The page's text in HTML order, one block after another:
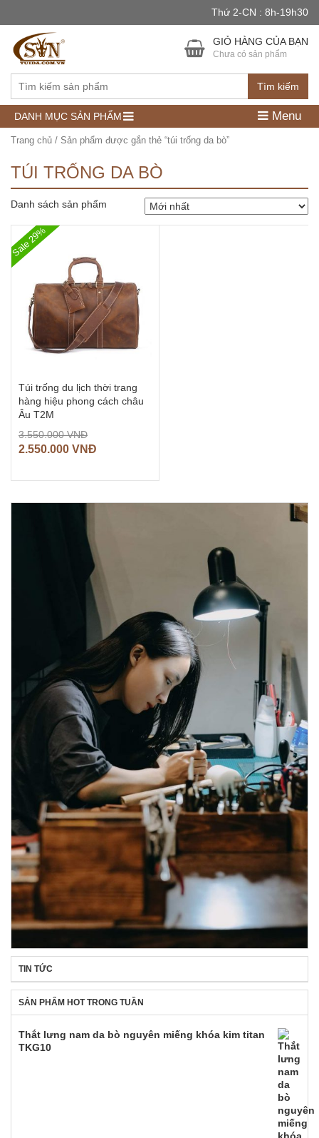
Thứ 2-CN : 8h-19h30
Tìm kiếm
GIỎ HÀNG CỦA BẠN
Chưa có sản phẩm
DANH MỤC SẢN PHẨM Menu
Trang chủ / Sản phẩm được gắn thẻ “túi trống da bò”
TÚI TRỐNG DA BÒ
Danh sách sản phẩm
Sale 29%
Túi trống du lịch thời trang
hàng hiệu phong cách châu
Âu T2M
3.550.000VNĐ
2.550.000 VNĐ
TIN TỨC
SẢN PHẨM HOT TRONG TUẦN
Thắt lưng nam da bò nguyên miếng khóa kim titan
TKG10